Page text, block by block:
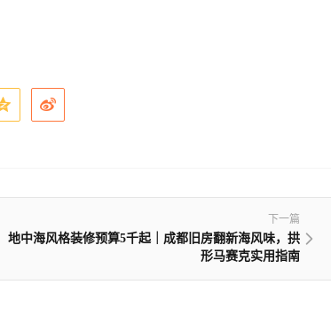
下一篇
地中海风格装修预算5千起｜成都旧房翻新海风味，拱
形马赛克实用指南